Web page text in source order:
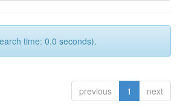
time: 0.0 seconds).
previous 1 next